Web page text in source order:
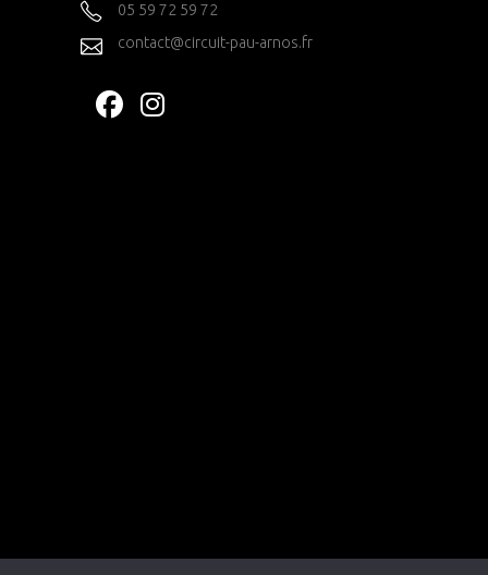
05 59 72 59 72
contact@circuit-pau-arnos.fr